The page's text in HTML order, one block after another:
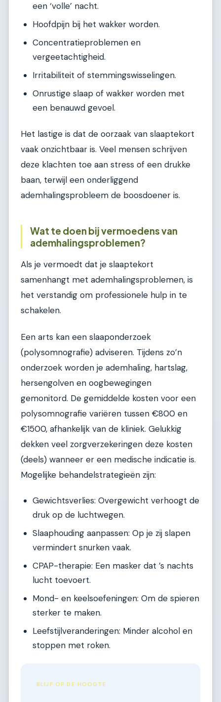
een ‘volle’ nacht.
Hoofdpijn bij het wakker worden.
Concentratieproblemen en
vergeetachtigheid.
Irritabiliteit of stemmingswisselingen.
Onrustige slaap of wakker worden met
een benauwd gevoel.
Het lastige is dat de oorzaak van slaaptekort
vaak onzichtbaar is. Veel mensen schrijven
deze klachten toe aan stress of een drukke
baan, terwijl een onderliggend
ademhalingsprobleem de boosdoener is.
Wat te doen bij vermoedens van
ademhalingsproblemen?
Als je vermoedt dat je slaaptekort
samenhangt met ademhalingsproblemen, is
het verstandig om professionele hulp in te
schakelen.
Een arts kan een slaaponderzoek
(polysomnografie) adviseren. Tijdens zo’n
onderzoek worden je ademhaling, hartslag,
hersengolven en oogbewegingen
gemonitord. De gemiddelde kosten voor een
polysomnografie variëren tussen €800 en
€1500, afhankelijk van de kliniek. Gelukkig
dekken veel zorgverzekeringen deze kosten
(deels) wanneer er een medische indicatie is.
Mogelijke behandelstrategieën zijn:
Gewichtsverlies: Overgewicht verhoogt de
druk op de luchtwegen.
Slaaphouding aanpassen: Op je zij slapen
vermindert snurken vaak.
CPAP-therapie: Een masker dat ’s nachts
lucht toevoert.
Mond- en keelsoefeningen: Om de spieren
sterker te maken.
Leefstijlveranderingen: Minder alcohol en
stoppen met roken.
BLIJF OP DE HOOGTE